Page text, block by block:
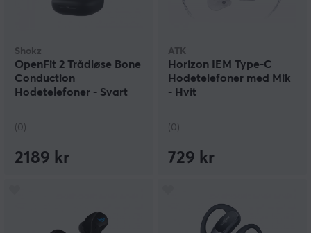
Shokz
OpenFit 2 Trådløse Bone
Conduction
Hodetelefoner - Svart
(0)
2189 kr
ATK
Horizon IEM Type-C
Hodetelefoner med Mik
- Hvit
(0)
729 kr